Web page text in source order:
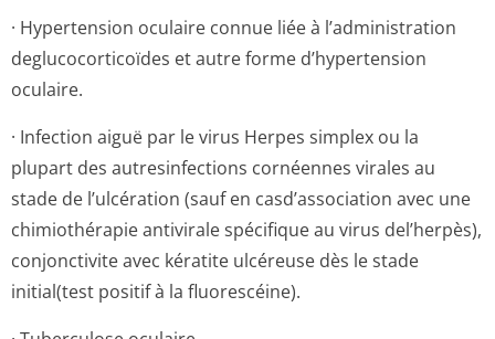
· Hypertension oculaire connue liée à l’administration
deglucocorticoïdes et autre forme d’hypertension
oculaire.
· Infection aiguë par le virus Herpes simplex ou la
plupart des autresinfections cornéennes virales au
stade de l’ulcération (sauf en casd’association avec une
chimiothérapie antivirale spécifique au virus del’herpès),
conjonctivite avec kératite ulcéreuse dès le stade
initial(test positif à la fluorescéine).